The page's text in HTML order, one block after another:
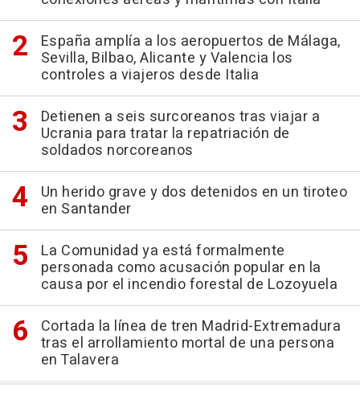
España amplía a los aeropuertos de Málaga,
Sevilla, Bilbao, Alicante y Valencia los
controles a viajeros desde Italia
Detienen a seis surcoreanos tras viajar a
Ucrania para tratar la repatriación de
soldados norcoreanos
Un herido grave y dos detenidos en un tiroteo
en Santander
La Comunidad ya está formalmente
personada como acusación popular en la
causa por el incendio forestal de Lozoyuela
Cortada la línea de tren Madrid-Extremadura
tras el arrollamiento mortal de una persona
en Talavera